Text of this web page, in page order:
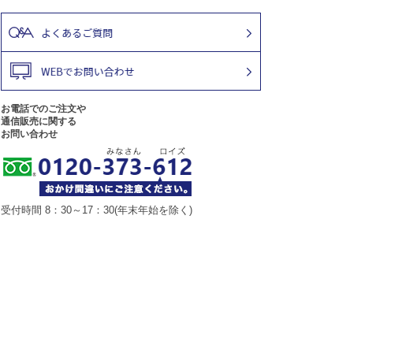
お電話でのご注文や
通信販売に関する
お問い合わせ
受付時間 8：30～17：30(年末年始を除く)